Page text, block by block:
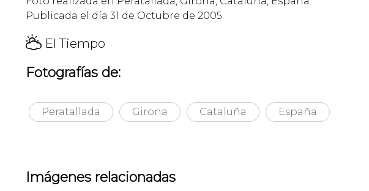
Publicada el día 31 de Octubre de 2005.
H El Tiempo
Fotografías de:
Peratallada Girona Cataluña España
Imágenes relacionadas